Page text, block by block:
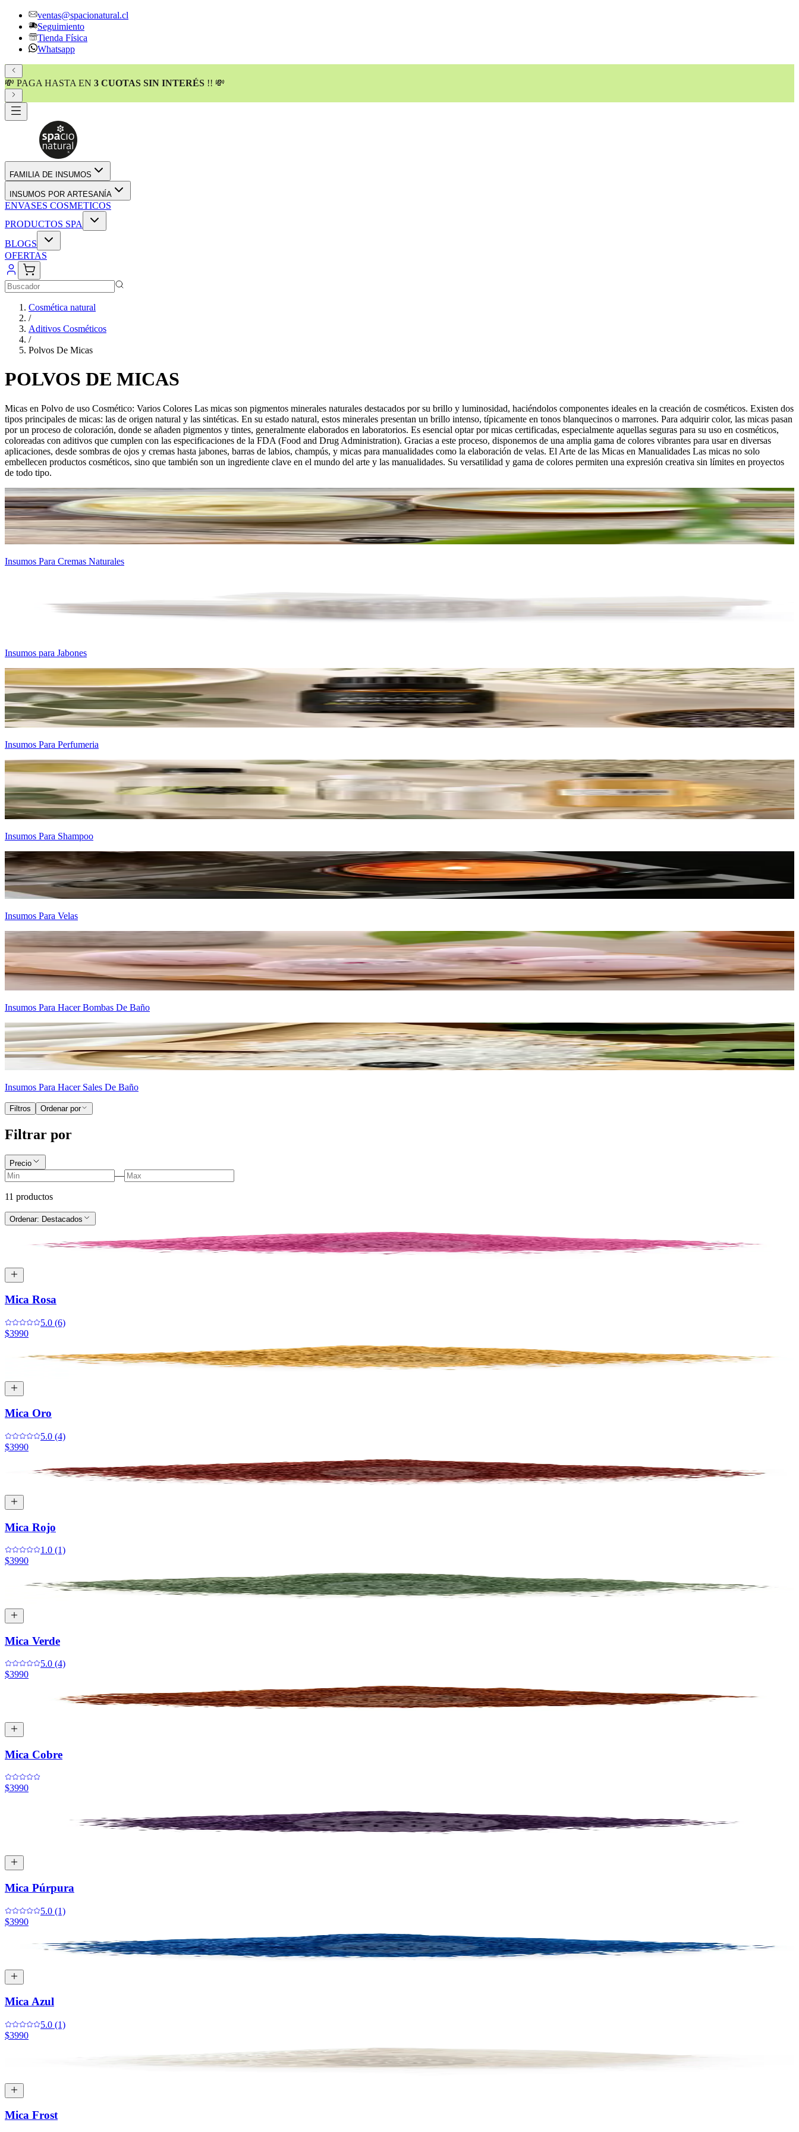
ventas@spacionatural.cl
Seguimiento
Tienda Física
Whatsapp
💸 PAGA HASTA EN 3 CUOTAS SIN INTERÉS !! 💸
FAMILIA DE INSUMOS
INSUMOS POR ARTESANÍA
ENVASES COSMETICOS
PRODUCTOS SPA
BLOGS
OFERTAS
Cosmética natural
/
Aditivos Cosméticos
/
Polvos De Micas
POLVOS DE MICAS
Micas en Polvo de uso Cosmético: Varios Colores Las micas son pigmentos minerales naturales destacados por su brillo y luminosidad, haciéndolos componentes ideales en la creación de cosméticos. Existen dos
tipos principales de micas: las de origen natural y las sintéticas. En su estado natural, estos minerales presentan un brillo intenso, típicamente en tonos blanquecinos o marrones. Para adquirir color, las micas pasan
por un proceso de coloración, donde se añaden pigmentos y tintes, generalmente elaborados en laboratorios. Es esencial optar por micas certificadas, especialmente aquellas seguras para su uso en cosméticos,
coloreadas con aditivos que cumplen con las especificaciones de la FDA (Food and Drug Administration). Gracias a este proceso, disponemos de una amplia gama de colores vibrantes para usar en diversas
aplicaciones, desde sombras de ojos y cremas hasta jabones, barras de labios, champús, y micas para manualidades como la elaboración de velas. El Arte de las Micas en Manualidades Las micas no solo
embellecen productos cosméticos, sino que también son un ingrediente clave en el mundo del arte y las manualidades. Su versatilidad y gama de colores permiten una expresión creativa sin límites en proyectos
de todo tipo.
Insumos Para Cremas Naturales
Insumos para Jabones
Insumos Para Perfumeria
Insumos Para Shampoo
Insumos Para Velas
Insumos Para Hacer Bombas De Baño
Insumos Para Hacer Sales De Baño
Filtros Ordenar por
Filtrar por
Precio
—
11 productos
Ordenar: Destacados
Mica Rosa
5.0 (6)
$3990
Mica Oro
5.0 (4)
$3990
Mica Rojo
1.0 (1)
$3990
Mica Verde
5.0 (4)
$3990
Mica Cobre
$3990
Mica Púrpura
5.0 (1)
$3990
Mica Azul
5.0 (1)
$3990
Mica Frost